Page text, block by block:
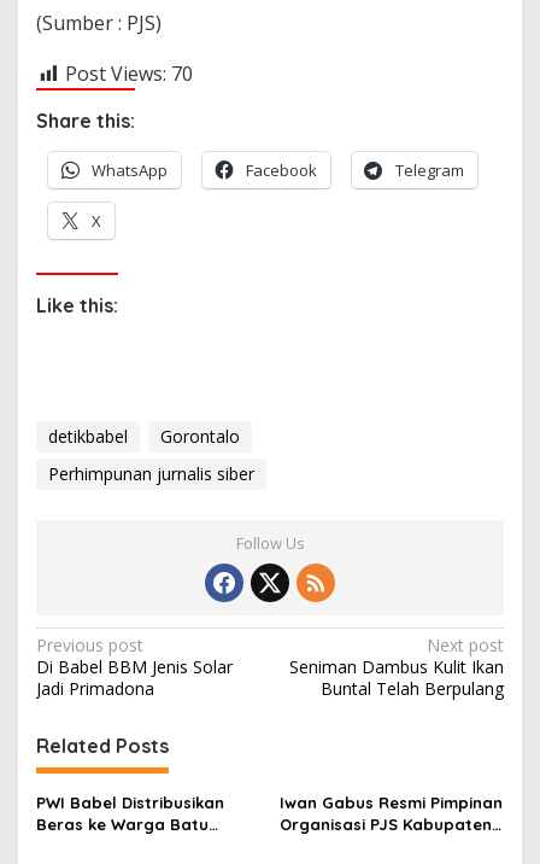
(Sumber : PJS)
Post Views: 70
Share this:
WhatsApp Facebook Telegram
X
Like this:
detikbabel
Gorontalo
Perhimpunan jurnalis siber
Follow Us
P
o
t
n
a
Previous post
Di Babel BBM Jenis Solar
Jadi Primadona
Next post
Seniman Dambus Kulit Ikan
Buntal Telah Berpulang
Related Posts
PWI Babel Distribusikan
Beras ke Warga Batu
Iwan Gabus Resmi Pimpinan
Organisasi PJS Kabupaten